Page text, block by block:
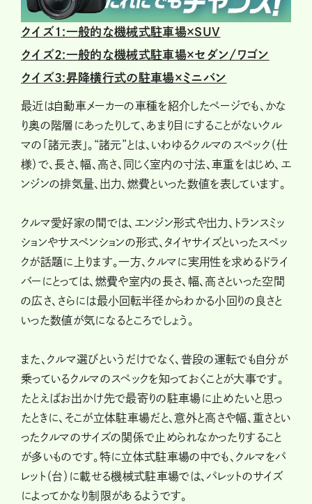
クイズ1:一般的な機械式駐車場×SUV
クイズ2:一般的な機械式駐車場×セダン/ワゴン
クイズ3:昇降横行式の駐車場×ミニバン
最近は自動車メーカーの車種を紹介したページでも、かな
り奥の階層にあったりして、あまり目にすることがないクル
マの「諸元表」。“諸元”とは、いわゆるクルマのスペック（仕
様）で、長さ、幅、高さ、同じく室内の寸法、車重をはじめ、エ
ンジンの排気量、出力、燃費といった数値を表しています。
クルマ愛好家の間では、エンジン形式や出力、トランスミッ
ションやサスペンションの形式、タイヤサイズといったスペッ
クが話題に上ります。一方、クルマに実用性を求めるドライ
バーにとっては、燃費や室内の長さ、幅、高さといった空間
の広さ、さらには最小回転半径からわかる小回りの良さと
いった数値が気になるところでしょう。
また、クルマ選びというだけでなく、普段の運転でも自分が
乗っているクルマのスペックを知っておくことが大事です。
たとえばお出かけ先で最寄りの駐車場に止めたいと思っ
たときに、そこが立体駐車場だと、意外と高さや幅、重さとい
ったクルマのサイズの関係で止められなかったりすること
が多いものです。特に立体式駐車場の中でも、クルマをパ
レット（台）に載せる機械式駐車場では、パレットのサイズ
によってかなり制限があるようです。